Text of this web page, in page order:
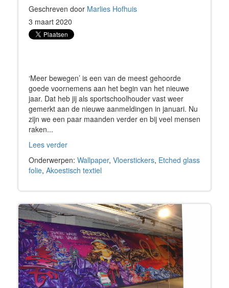
Geschreven door Marlies Hofhuis
3 maart 2020
‘Meer bewegen’ is een van de meest gehoorde
goede voornemens aan het begin van het nieuwe
jaar. Dat heb jij als sportschoolhouder vast weer
gemerkt aan de nieuwe aanmeldingen in januari. Nu
zijn we een paar maanden verder en bij veel mensen
raken...
Lees verder
Onderwerpen: Wallpaper, Vloerstickers, Etched glass
folie, Akoestisch textiel